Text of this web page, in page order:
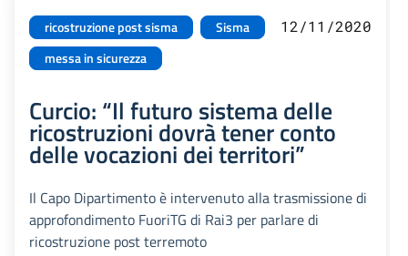
ricostruzione post sisma
Sisma
messa in sicurezza
12/11/2020
Curcio: “Il futuro sistema delle
ricostruzioni dovrà tener conto
delle vocazioni dei territori”
Il Capo Dipartimento è intervenuto alla trasmissione di
approfondimento FuoriTG di Rai3 per parlare di
ricostruzione post terremoto